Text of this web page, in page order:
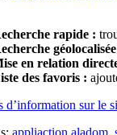
rapide :
en relation
des favoris :
d’information sur le
appliaction aladom,